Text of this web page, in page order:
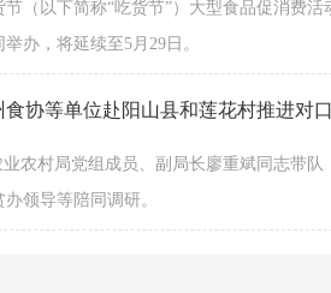
节（以下简称“吃货节”）大型食品促消费
办，将延续至5月29日。
协等单位赴阳山县和莲花村推进对
业农村局党组成员、副局长廖重斌同志带
领导等陪同调研。